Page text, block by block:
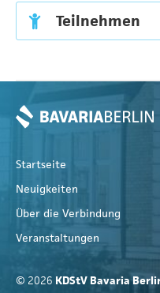
Teilnehmen
Startseite
Neuigkeiten
Über die Verbindung
Veranstaltungen
© 2026 KDStV Bavaria